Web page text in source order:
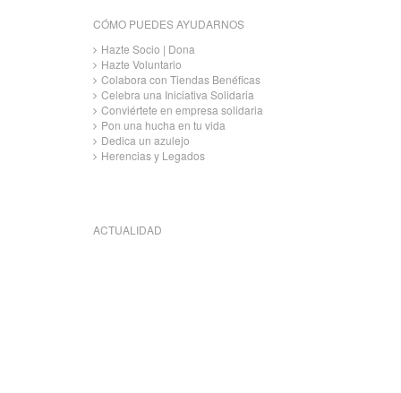
CÓMO PUEDES AYUDARNOS
Hazte Socio | Dona
Hazte Voluntario
Colabora con Tiendas Benéficas
Celebra una Iniciativa Solidaria
Conviértete en empresa solidaria
Pon una hucha en tu vida
Dedica un azulejo
Herencias y Legados
ACTUALIDAD